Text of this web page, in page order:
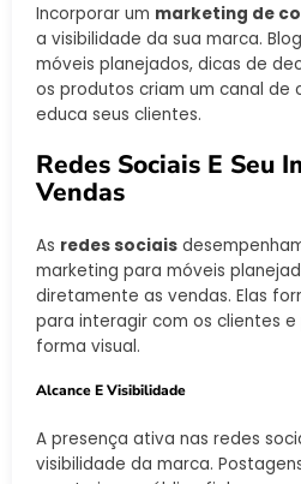
Incorporar um marketing de
a visibilidade da sua marca.
móveis planejados, dicas de
os produtos criam um canal de
educa seus clientes.
Redes Sociais E Seu
Vendas
As redes sociais
marketing para móveis
diretamente as vendas. Elas
para interagir com os clientes
forma visual.
Alcance E Visibilidade
A presença ativa nas redes
visibilidade da marca.